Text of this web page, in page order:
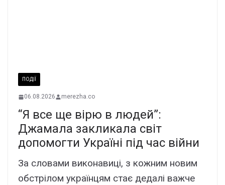
ПОДІЇ
06.08.2026 merezha.co
“Я все ще вірю в людей”:
Джамала закликала світ
допомогти Україні під час війни
За словами виконавиці, з кожним новим
обстрілом українцям стає дедалі важче